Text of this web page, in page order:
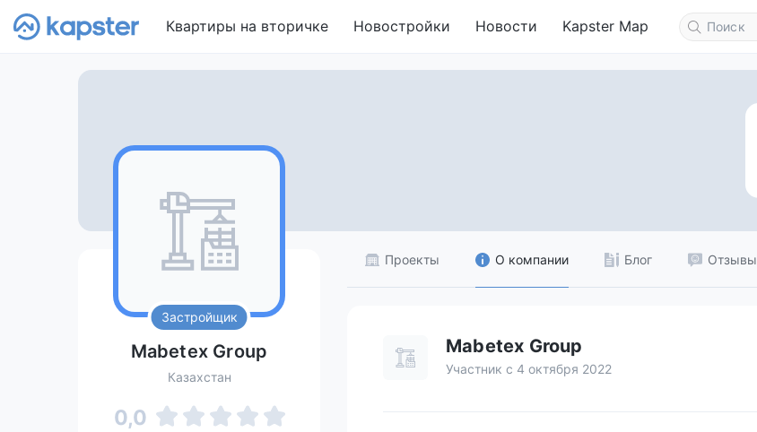
Квартиры на вторичке Новостройки Новости Kapster Map
Застройщик
Mabetex Group
Казахстан
0,0
Проекты О компании Блог Отзывы
Mabetex Group
Участник с 4 октября 2022